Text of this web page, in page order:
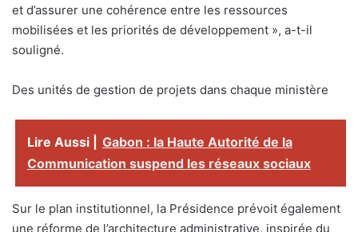
et d’assurer une cohérence entre les ressources
mobilisées et les priorités de développement », a-t-il
souligné.
Des unités de gestion de projets dans chaque ministère
Lire Aussi |
Gabon : la Haute Autorité de la
Communication suspend les réseaux sociaux
Sur le plan institutionnel, la Présidence prévoit également
une réforme de l’architecture administrative, inspirée du